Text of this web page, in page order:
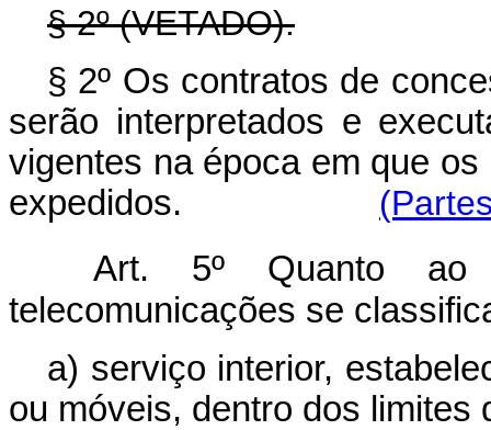
§ 2º (VETADO).
§ 2º Os contratos de
serão interpretados e
vigentes na época em que
expedidos.
Art. 5º Quanto
telecomunicações se
a) serviço interior,
ou móveis, dentro dos limites